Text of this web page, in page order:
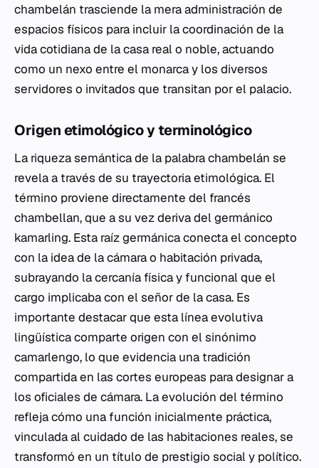
chambelán trasciende la mera administración de
espacios físicos para incluir la coordinación de la
vida cotidiana de la casa real o noble, actuando
como un nexo entre el monarca y los diversos
servidores o invitados que transitan por el palacio.
Origen etimológico y terminológico
La riqueza semántica de la palabra chambelán se
revela a través de su trayectoria etimológica. El
término proviene directamente del francés
chambellan, que a su vez deriva del germánico
kamarling. Esta raíz germánica conecta el concepto
con la idea de la cámara o habitación privada,
subrayando la cercanía física y funcional que el
cargo implicaba con el señor de la casa. Es
importante destacar que esta línea evolutiva
lingüística comparte origen con el sinónimo
camarlengo, lo que evidencia una tradición
compartida en las cortes europeas para designar a
los oficiales de cámara. La evolución del término
refleja cómo una función inicialmente práctica,
vinculada al cuidado de las habitaciones reales, se
transformó en un título de prestigio social y político.